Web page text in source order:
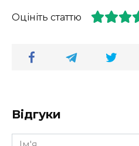
Оцініть статтю
Відгуки
Ім'я